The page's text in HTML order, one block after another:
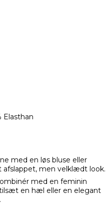
Elasthan
med en løs bluse eller
afslappet, men velklædt look.
med en feminin
en hæl eller en elegant